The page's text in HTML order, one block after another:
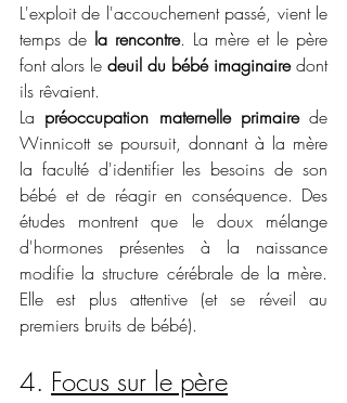
L'exploit de l'accouchement passé, vient le
temps de la rencontre. La mère et le père
font alors le deuil du bébé imaginaire dont
ils rêvaient.
La préoccupation maternelle primaire de
Winnicott se poursuit, donnant à la mère
la faculté d'identifier les besoins de son
bébé et de réagir en conséquence. Des
études montrent que le doux mélange
d'hormones présentes à la naissance
modifie la structure cérébrale de la mère.
Elle est plus attentive (et se réveil au
premiers bruits de bébé).
4. Focus sur le père